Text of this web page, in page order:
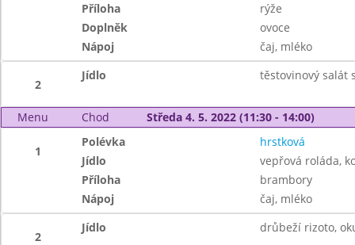
Příloha
rýže
Doplněk
ovoce
Nápoj
čaj, mléko
2
Jídlo těstovinový salát
Menu Chod Středa 4. 5. 2022 (11:30 - 14:00)
1
Polévka
hrstková
Jídlo
vepřová roláda,
Příloha
brambory
Nápoj
čaj, mléko
2
Jídlo drůbeží rizoto,